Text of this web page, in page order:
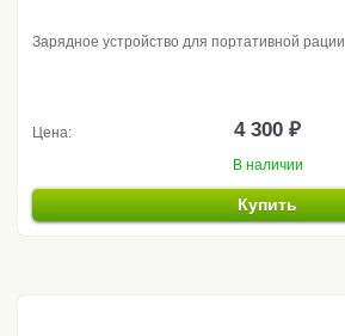
Зарядное устройство для портативной рации
Цена: 4 300 ₽
В наличии
Купить